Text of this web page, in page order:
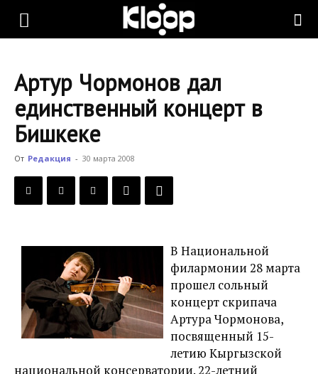
KLOOP.KG
Новости
Кыргызстана
Артур Чормонов дал
единственный концерт в
Бишкеке
От Редакция - 30 марта 2008
В Национальной
филармонии 28 марта
прошел сольный
концерт скрипача
Артура Чормонова,
посвященный 15-
летию Кыргызской
национальной консерватории. 22-летний